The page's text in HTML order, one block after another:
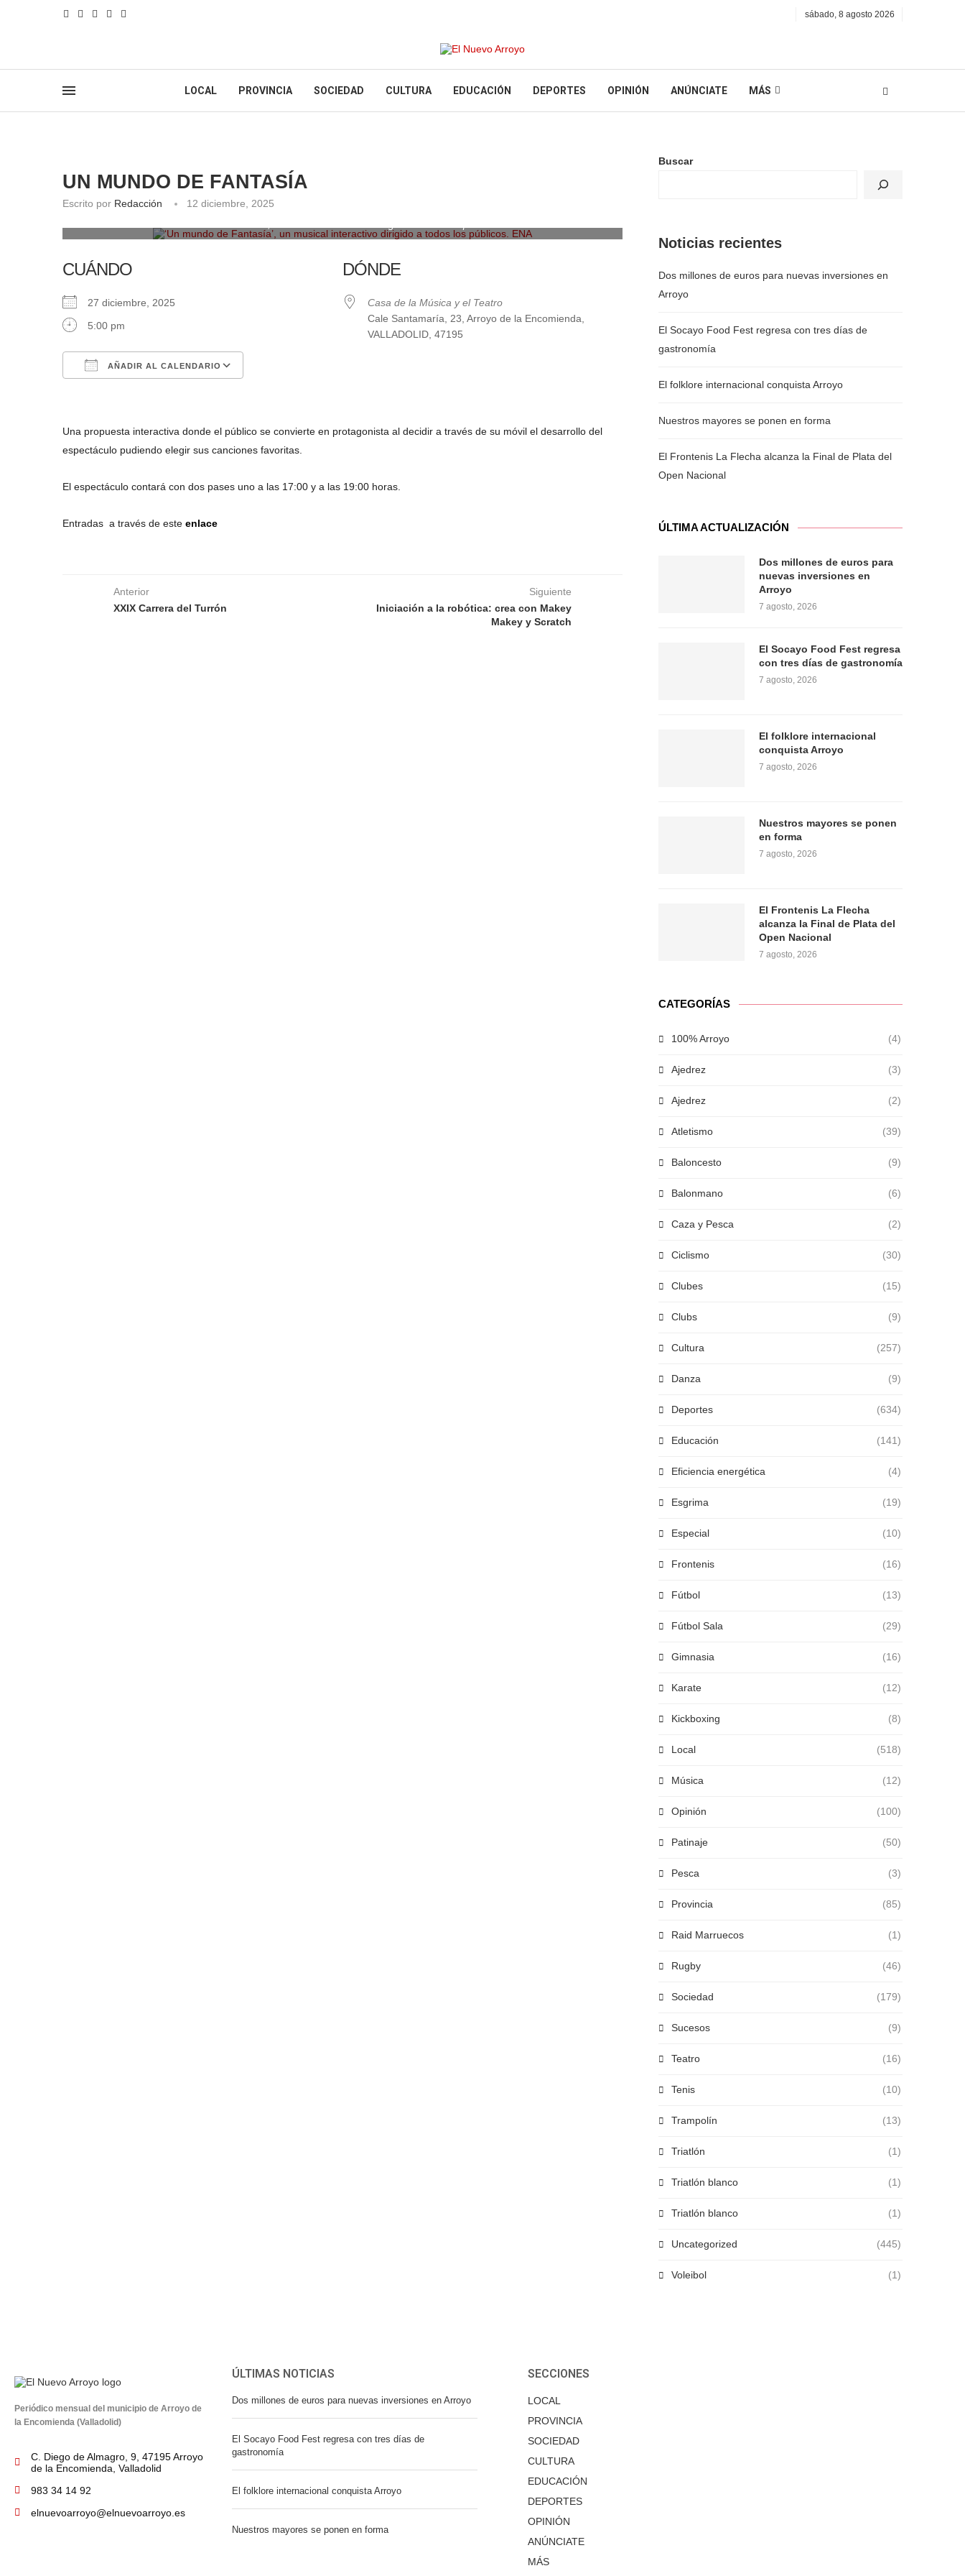
sábado, 8 agosto 2026
LOCAL PROVINCIA SOCIEDAD CULTURA EDUCACIÓN DEPORTES OPINIÓN ANÚNCIATE MÁS
UN MUNDO DE FANTASÍA
Escrito por Redacción
12 diciembre, 2025
CUÁNDO
27 diciembre, 2025
5:00 pm
AÑADIR AL CALENDARIO
Outlook Live
DÓNDE
Casa de la Música y el Teatro
Cale Santamaría, 23, Arroyo de la Encomienda,
VALLADOLID, 47195
Una propuesta interactiva donde el público se convierte en protagonista al decidir a través de su móvil el desarrollo del
espectáculo pudiendo elegir sus canciones favoritas.
El espectáculo contará con dos pases uno a las 17:00 y a las 19:00 horas.
Entradas a través de este enlace
Anterior
XXIX Carrera del Turrón
Siguiente
Iniciación a la robótica: crea con Makey
Makey y Scratch
Buscar
Noticias recientes
Dos millones de euros para nuevas inversiones en
Arroyo
El Socayo Food Fest regresa con tres días de
gastronomía
El folklore internacional conquista Arroyo
Nuestros mayores se ponen en forma
El Frontenis La Flecha alcanza la Final de Plata del
Open Nacional
ÚLTIMA ACTUALIZACIÓN
Dos millones de euros para
nuevas inversiones en
Arroyo
7 agosto, 2026
El Socayo Food Fest regresa
con tres días de gastronomía
7 agosto, 2026
El folklore internacional
conquista Arroyo
7 agosto, 2026
Nuestros mayores se ponen
en forma
7 agosto, 2026
El Frontenis La Flecha
alcanza la Final de Plata del
Open Nacional
7 agosto, 2026
CATEGORÍAS
100% Arroyo (4)
Ajedrez (3)
Ajedrez (2)
Atletismo (39)
Baloncesto (9)
Balonmano (6)
Caza y Pesca (2)
Ciclismo (30)
Clubes (15)
Clubs (9)
Cultura (257)
Danza (9)
Deportes (634)
Educación (141)
Eficiencia energética (4)
Esgrima (19)
Especial (10)
Frontenis (16)
Fútbol (13)
Fútbol Sala (29)
Gimnasia (16)
Karate (12)
Kickboxing (8)
Local (518)
Música (12)
Opinión (100)
Patinaje (50)
Pesca (3)
Provincia (85)
Raid Marruecos (1)
Rugby (46)
Sociedad (179)
Sucesos (9)
Teatro (16)
Tenis (10)
Trampolín (13)
Triatlón (1)
Triatlón blanco (1)
Triatlón blanco (1)
Uncategorized (445)
Voleibol (1)
Periódico mensual del municipio de Arroyo de
la Encomienda (Valladolid)
C. Diego de Almagro, 9, 47195 Arroyo
de la Encomienda, Valladolid
983 34 14 92
elnuevoarroyo@elnuevoarroyo.es
ÚLTIMAS NOTICIAS
Dos millones de euros para nuevas inversiones en Arroyo
El Socayo Food Fest regresa con tres días de
gastronomía
El folklore internacional conquista Arroyo
Nuestros mayores se ponen en forma
SECCIONES
LOCAL
PROVINCIA
SOCIEDAD
CULTURA
EDUCACIÓN
DEPORTES
OPINIÓN
ANÚNCIATE
MÁS